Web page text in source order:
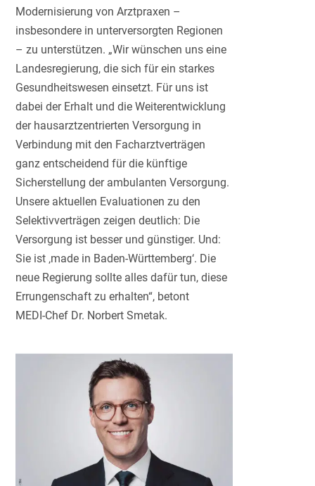
Modernisierung von Arztpraxen –
insbesondere in unterversorgten Regionen
– zu unterstützen. „Wir wünschen uns eine
Landesregierung, die sich für ein starkes
Gesundheitswesen einsetzt. Für uns ist
dabei der Erhalt und die Weiterentwicklung
der hausarztzentrierten Versorgung in
Verbindung mit den Facharztverträgen
ganz entscheidend für die künftige
Sicherstellung der ambulanten Versorgung.
Unsere aktuellen Evaluationen zu den
Selektivverträgen zeigen deutlich: Die
Versorgung ist besser und günstiger. Und:
Sie ist ‚made in Baden-Württemberg‘. Die
neue Regierung sollte alles dafür tun, diese
Errungenschaft zu erhalten“, betont
MEDI-Chef Dr. Norbert Smetak.